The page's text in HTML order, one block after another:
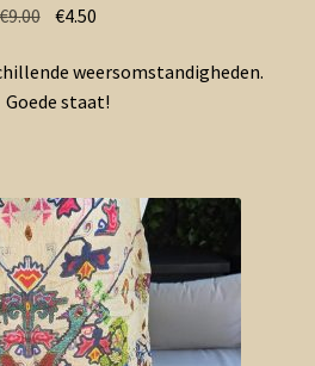
9.00 Oorspronkelijke
was:
€9.00.
€4.50
is:
€4.50.
weersomstandigheden.
Goede staat!